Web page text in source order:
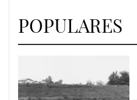
POPULARES